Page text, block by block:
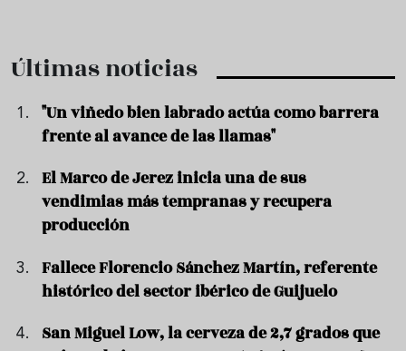
Últimas noticias
"Un viñedo bien labrado actúa como barrera
frente al avance de las llamas"
El Marco de Jerez inicia una de sus
vendimias más tempranas y recupera
producción
Fallece Florencio Sánchez Martín, referente
histórico del sector ibérico de Guijuelo
San Miguel Low, la cerveza de 2,7 grados que